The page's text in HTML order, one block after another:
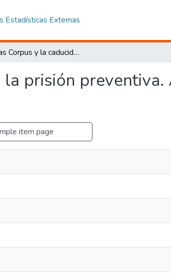
Estadísticas Externas
Habeas Corpus y la caducidad de la prisión preventiva. Análisis del caso Nro. 2505-19-EP/21
prisión
item page